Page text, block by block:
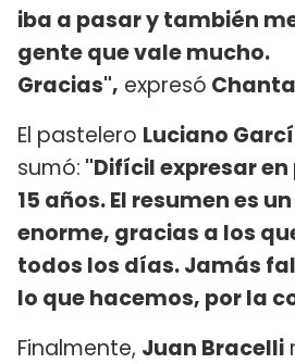
iba a pasar y también
gente que vale mucho.
Gracias", expresó
El pastelero Luciano
sumó: "Difícil expresar
15 años. El resumen es
enorme, gracias a los
todos los días. Jamás
lo que hacemos, por la
Finalmente, Juan Bracelli